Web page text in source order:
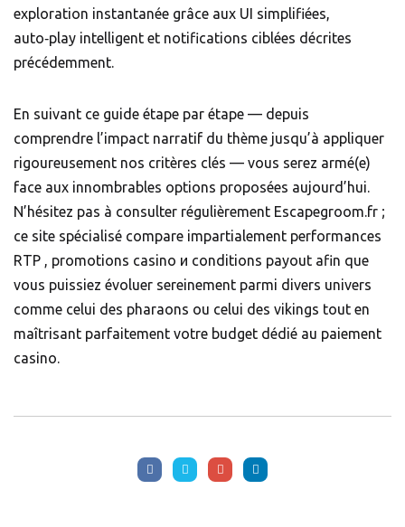
exploration instantanée grâce aux UI simplifiées,
auto‑play intelligent et notifications ciblées décrites
précédemment.
En suivant ce guide étape par étape — depuis
comprendre l’impact narratif du thème jusqu’à appliquer
rigoureusement nos critères clés — vous serez armé(e)
face aux innombrables options proposées aujourd’hui.
N’hésitez pas à consulter régulièrement Escapegroom.fr ;
ce site spécialisé compare impartialement performances
RTP , promotions casino и conditions payout afin que
vous puissiez évoluer sereinement parmi divers univers
comme celui des pharaons ou celui des vikings tout en
maîtrisant parfaitement votre budget dédié au paiement
casino.​